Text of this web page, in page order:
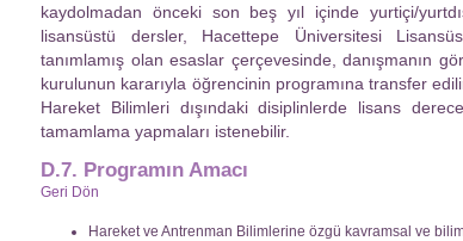
kaydolmadan önceki son beş yıl içinde yurtiçi/
lisansüstü dersler, Hacettepe Üniversitesi
tanımlamış olan esaslar çerçevesinde, danışmanın
kurulunun kararıyla öğrencinin programına transfer
Hareket Bilimleri dışındaki disiplinlerde lisans
tamamlama yapmaları istenebilir.
D.7. Programın Amacı
Geri Dön
Hareket ve Antrenman Bilimlerine özgü kavramsal ve